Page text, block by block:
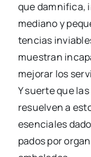
resuel­ven a
esen­cia­les
pa­dos por
embo­la­dos…
*Artícu­lo
domin­go día 7